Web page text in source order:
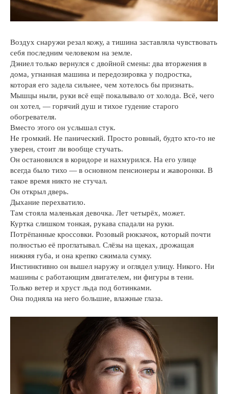
Воздух снаружи резал кожу, а тишина заставляла чувствовать
себя последним человеком на земле.
Дэниел только вернулся с двойной смены: два вторжения в
дома, угнанная машина и передозировка у подростка,
которая его задела сильнее, чем хотелось бы признать.
Мышцы ныли, руки всё ещё покалывало от холода. Всё, чего
он хотел, — горячий душ и тихое гудение старого
обогревателя.
Вместо этого он услышал стук.
Не громкий. Не панический. Просто ровный, будто кто-то не
уверен, стоит ли вообще стучать.
Он остановился в коридоре и нахмурился. На его улице
всегда было тихо — в основном пенсионеры и жаворонки. В
такое время никто не стучал.
Он открыл дверь.
Дыхание перехватило.
Там стояла маленькая девочка. Лет четырёх, может.
Куртка слишком тонкая, рукава спадали на руки.
Потрёпанные кроссовки. Розовый рюкзачок, который почти
полностью её проглатывал. Слёзы на щеках, дрожащая
нижняя губа, и она крепко сжимала сумку.
Инстинктивно он вышел наружу и оглядел улицу. Никого. Ни
машины с работающим двигателем, ни фигуры в тени.
Только ветер и хруст льда под ботинками.
Она подняла на него большие, влажные глаза.